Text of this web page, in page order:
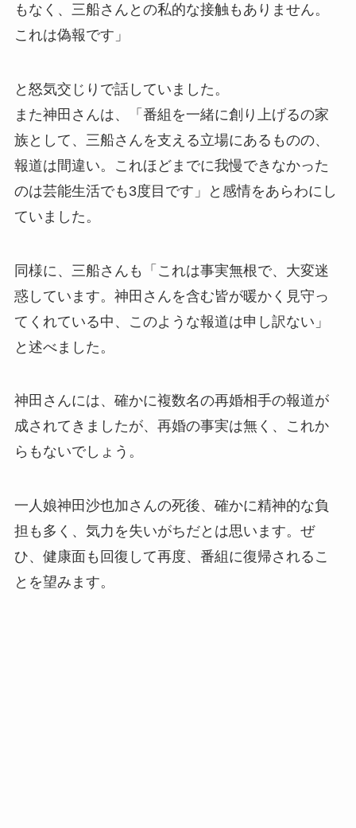
もなく、三船さんとの私的な接触もありません。
これは偽報です」
と怒気交じりで話していました。
また神田さんは、「番組を一緒に創り上げるの家
族として、三船さんを支える立場にあるものの、
報道は間違い。これほどまでに我慢できなかった
のは芸能生活でも3度目です」と感情をあらわにし
ていました。
同様に、三船さんも「これは事実無根で、大変迷
惑しています。神田さんを含む皆が暖かく見守っ
てくれている中、このような報道は申し訳ない」
と述べました。
神田さんには、確かに複数名の再婚相手の報道が
成されてきましたが、再婚の事実は無く、これか
らもないでしょう。
一人娘神田沙也加さんの死後、確かに精神的な負
担も多く、気力を失いがちだとは思います。ぜ
ひ、健康面も回復して再度、番組に復帰されるこ
とを望みます。